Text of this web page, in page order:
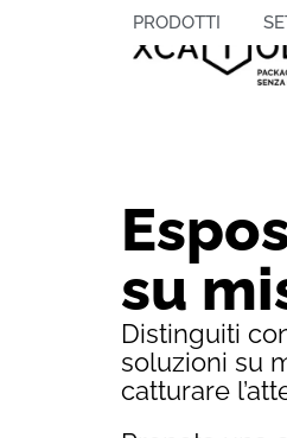
PRODOTTI
su
Distinguiti
soluzioni su
catturare